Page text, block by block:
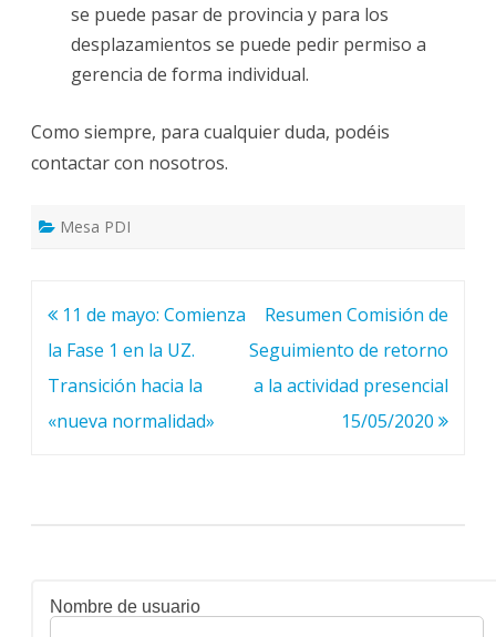
se puede pasar de provincia y para los
desplazamientos se puede pedir permiso a
gerencia de forma individual.
Como siempre, para cualquier duda, podéis
contactar con nosotros.
Mesa PDI
Navegación
de
entradas
11 de mayo: Comienza
la Fase 1 en la UZ.
Transición hacia la
«nueva normalidad»
Resumen Comisión de
Seguimiento de retorno
a la actividad presencial
15/05/2020
Nombre de usuario